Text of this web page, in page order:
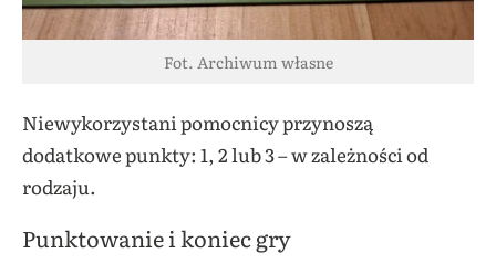
Fot. Archiwum własne
Niewykorzystani pomocnicy przynoszą
dodatkowe punkty: 1, 2 lub 3 – w zależności od
rodzaju.
Punktowanie i koniec gry